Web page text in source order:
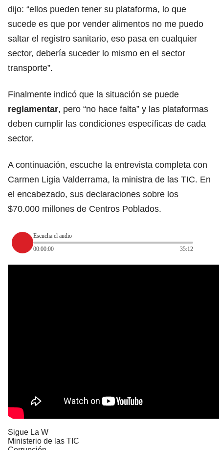
dijo: “ellos pueden tener su plataforma, lo que
sucede es que por vender alimentos no me puedo
saltar el registro sanitario, eso pasa en cualquier
sector, debería suceder lo mismo en el sector
transporte”.
Finalmente indicó que la situación se puede
reglamentar, pero “no hace falta” y las plataformas
deben cumplir las condiciones específicas de cada
sector.
A continuación, escuche la entrevista completa con
Carmen Ligia Valderrama, la ministra de las TIC. En
el encabezado, sus declaraciones sobre los
$70.000 millones de Centros Poblados.
Escucha el audio
00:00:00
35:12
Sigue La W
Ministerio de las TIC